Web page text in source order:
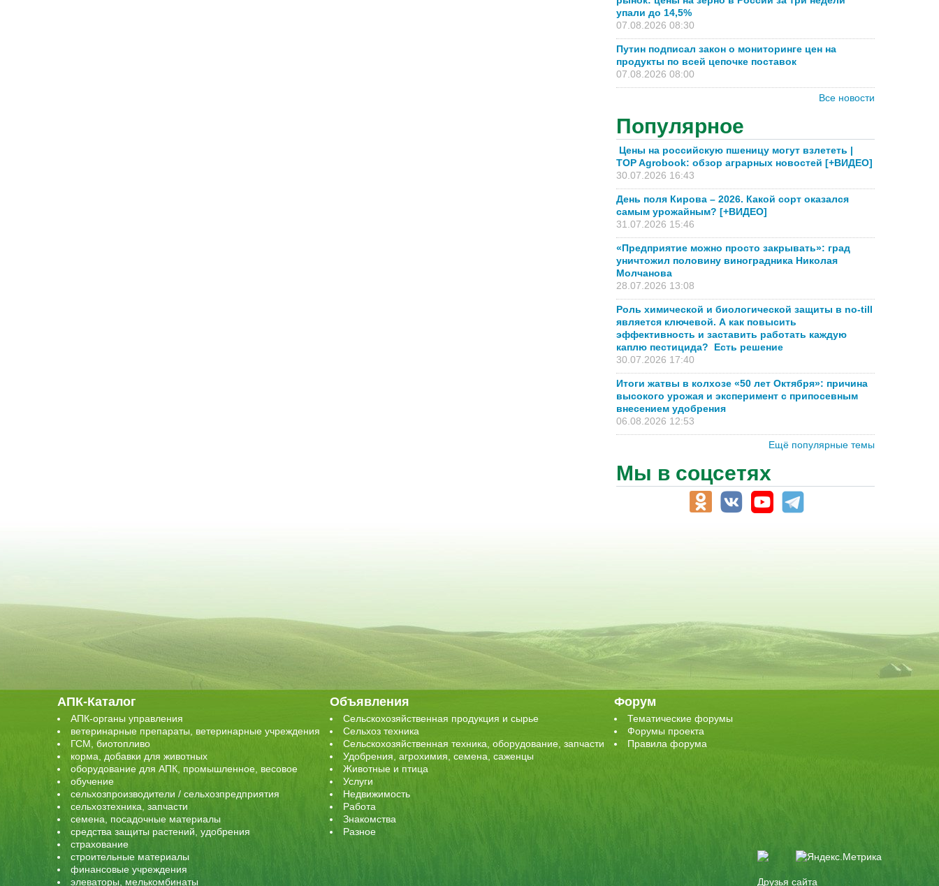
упали до 14,5%
07.08.2026 08:30
Путин подписал закон о мониторинге цен на
продукты по всей цепочке поставок
07.08.2026 08:00
Все новости
Популярное
Цены на российскую пшеницу могут взлететь |
TOP Agrobook: обзор аграрных новостей [+ВИДЕО]
30.07.2026 16:43
День поля Кирова – 2026. Какой сорт оказался
самым урожайным? [+ВИДЕО]
31.07.2026 15:46
«Предприятие можно просто закрывать»: град
уничтожил половину виноградника Николая
Молчанова
28.07.2026 13:08
Роль химической и биологической защиты в no-till
является ключевой. А как повысить
эффективность и заставить работать каждую
каплю пестицида? Есть решение
30.07.2026 17:40
Итоги жатвы в колхозе «50 лет Октября»: причина
высокого урожая и эксперимент с припосевным
внесением удобрения
06.08.2026 12:53
Ещё популярные темы
Мы в соцсетях
АПК-Каталог
АПК-органы управления
ветеринарные препараты, ветеринарные учреждения
ГСМ, биотопливо
корма, добавки для животных
оборудование для АПК, промышленное, весовое
обучение
сельхозпроизводители / сельхозпредприятия
сельхозтехника, запчасти
семена, посадочные материалы
средства защиты растений, удобрения
страхование
строительные материалы
финансовые учреждения
элеваторы, мелькомбинаты
Объявления
Сельскохозяйственная продукция и сырье
Сельхоз техника
Сельскохозяйственная техника, оборудование, запчасти
Удобрения, агрохимия, семена, саженцы
Животные и птица
Услуги
Недвижимость
Работа
Знакомства
Разное
Форум
Тематические форумы
Форумы проекта
Правила форума
Друзья сайта